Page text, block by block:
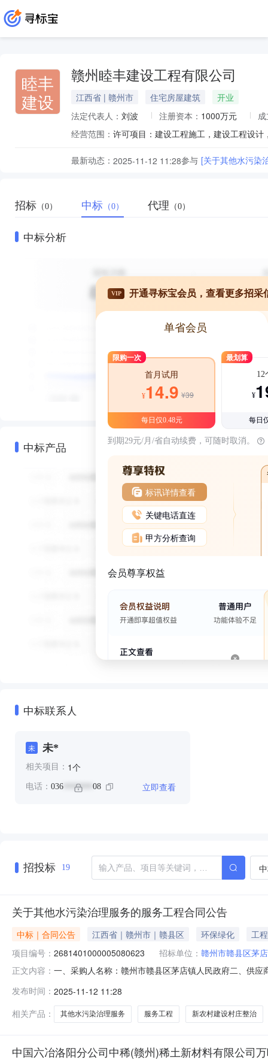
睦丰
建设
赣州睦丰建设工程有限公司
江西省 | 赣州市 住宅房屋建筑
开业
法定代表人： 刘波 注册资本： 1000万元
经营范围：
最新动态： 2025-11-12 11:28参与 [关于其他水污染
招标 （0） 中标 （0） 代理 （0）
中标分析
中标产品
VIP 开通寻标宝会员，查看更多招采
单省会员
限购一次
首月试用
¥14.9 ¥39
每日仅0.48元
最划算
12
¥
每日
到期29元/月/省自动续费，可随时取消。
标讯详情查看
关键电话直连
甲方分析查询
会员尊享权益
中标联系人
未 未*
相关项目： 1个
电话： 036 ******* 08 立即查看
招投标 19
关于其他水污染治理服务的服务工程合同公告
中标｜合同公告 江西省｜赣州市｜赣县区 环保绿化
工程
项目编号： 2681401000005080623 招标单位： 赣州市赣县区茅
正文内容： 一、采购人名称：赣州市赣县区茅店镇人民政府二、供
1.00261593.87261593.87服务要求或标的基本概况：七
发布时间： 2025-11-12 11:28
相关产品：
其他水污染治理服务 服务工程 新农村建设村庄整治
中国六冶洛阳分公司中稀(赣州)稀土新材料有限公司